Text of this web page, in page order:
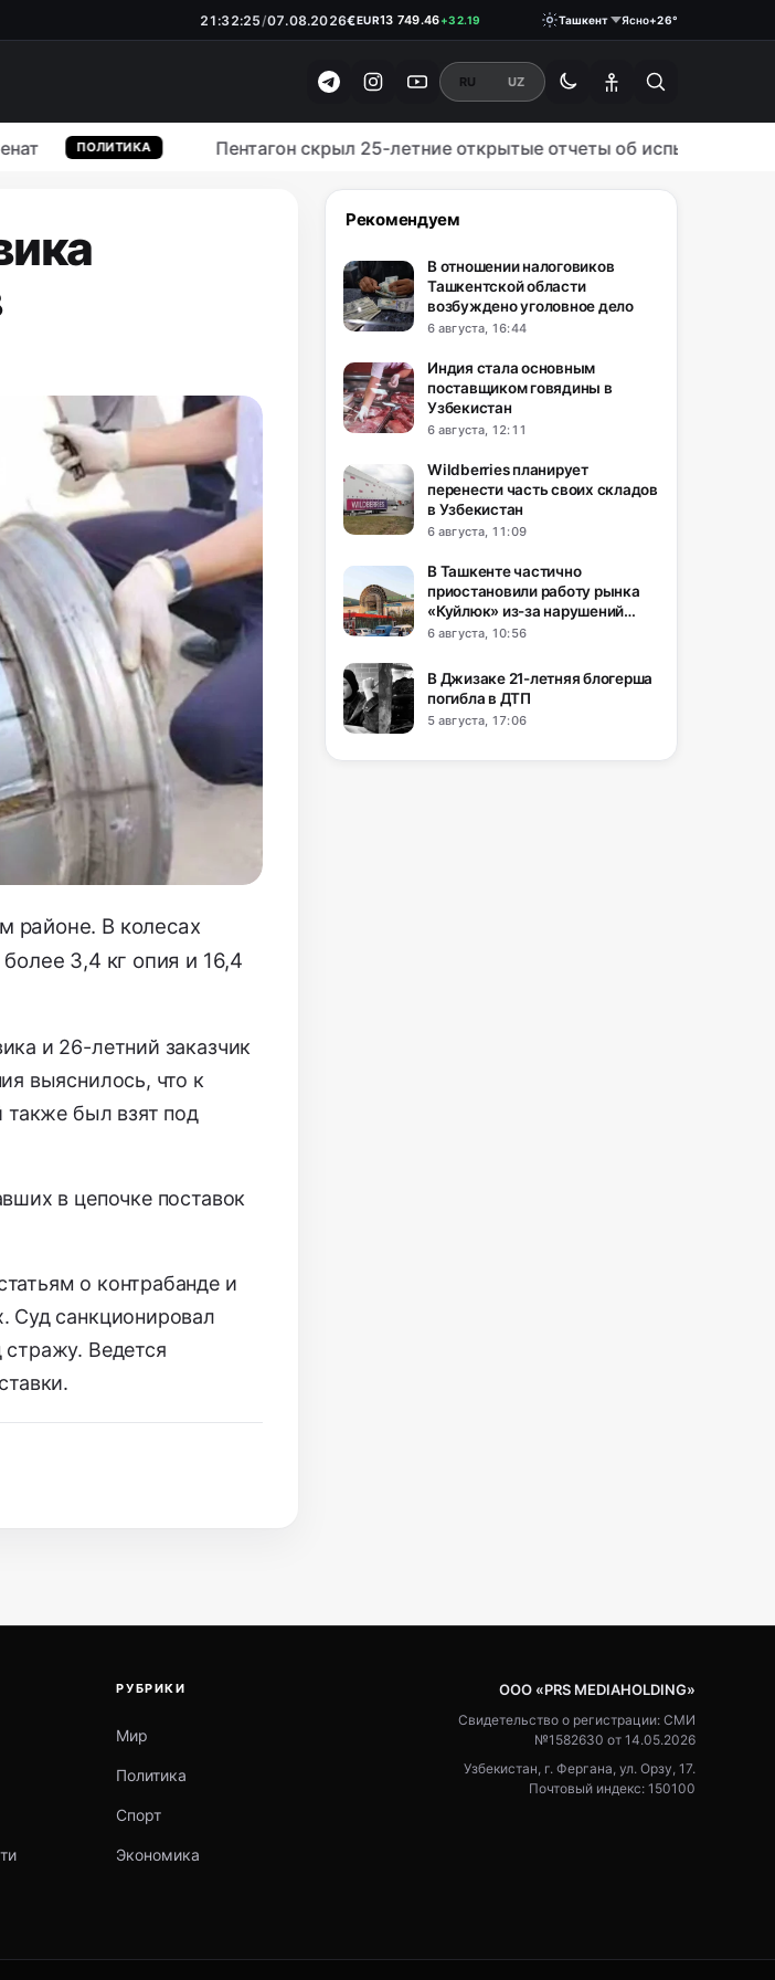
21:32:26 /07.08.2026€EUR13 749.46+32.19
₽RUB146.19000.18
Ташкент Ясно+26°
RU UZ
ПОЛИТИКА Пентагон скрыл 25-летние открытые отчеты об испытаниях
районе. В колесах
3,4 кг опия и 16,4
и 26-летний заказчик
выяснилось, что к
также был взят под
в цепочке поставок
о контрабанде и
Суд санкционировал
Ведется
Рекомендуем
В отношении налоговиков
Ташкентской области
возбуждено уголовное дело
6 августа, 16:44
Индия стала основным
поставщиком говядины в
Узбекистан
6 августа, 12:11
Wildberries планирует
перенести часть своих складов
в Узбекистан
6 августа, 11:09
В Ташкенте частично
приостановили работу рынка
«Куйлюк» из-за нарушений
пожарной безопасности
6 августа, 10:56
В Джизаке 21-летняя блогерша
погибла в ДТП
5 августа, 17:06
РУБРИКИ
Мир
Политика
Спорт
Экономика
ООО «PRS MEDIAHOLDING»
Свидетельство о регистрации: СМИ
№1582630 от 14.05.2026
Узбекистан, г. Фергана, ул. Орзу, 17.
Почтовый индекс: 150100